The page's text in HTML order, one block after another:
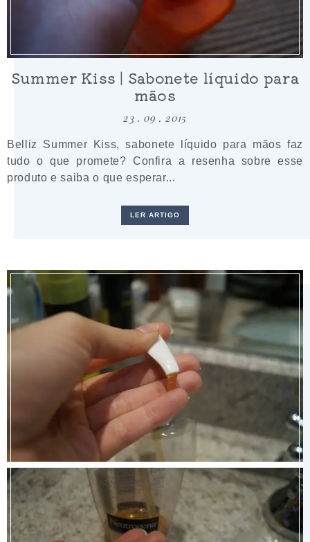
Summer Kiss | Sabonete líquido para
mãos
23 . 09 . 2015
Belliz Summer Kiss, sabonete líquido para mãos faz
tudo o que promete? Confira a resenha sobre esse
produto e saiba o que esperar...
LER ARTIGO